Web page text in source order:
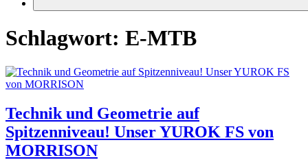
Schlagwort: E-MTB
Technik und Geometrie auf
Spitzenniveau! Unser YUROK FS von
MORRISON